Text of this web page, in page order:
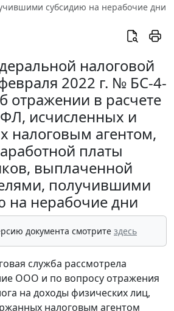
субсидию на нерабочие дни
налоговой
2022 г. № БС-4-
отражении в расчете
исчисленных и
налоговым агентом,
платы
выплаченной
получившими
на нерабочие дни
документа смотрите здесь
служба рассмотрела
ООО и по вопросу отражения
на доходы физических лиц,
налоговым агентом